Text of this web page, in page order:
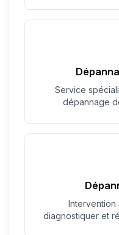
Service
dépannage
diagnostiquer et